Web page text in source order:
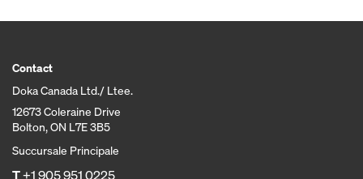
Contact
Doka Canada Ltd./ Ltee.
12673 Coleraine Drive
Bolton, ON L7E 3B5
Succursale Principale
T+1 905 951 0225